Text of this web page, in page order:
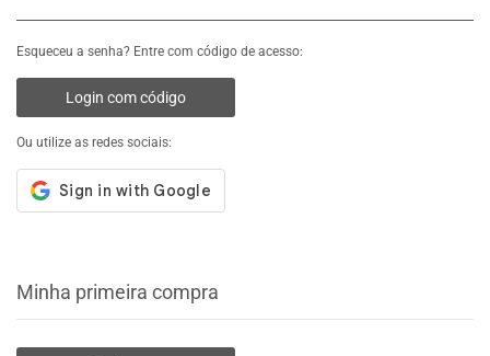
Esqueceu a senha? Entre com código de acesso:
Login com código
Ou utilize as redes sociais:
Minha primeira compra